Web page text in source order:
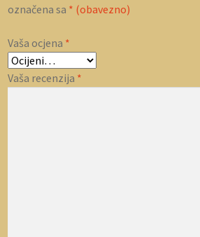
označena sa * (obavezno)
Vaša ocjena *
Vaša recenzija *